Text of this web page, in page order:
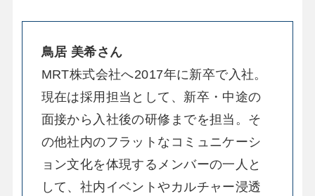
鳥居 美希さん
MRT株式会社へ2017年に新卒で入社。
現在は採用担当として、新卒・中途の
面接から入社後の研修までを担当。そ
の他社内のフラットなコミュニケーシ
ョン文化を体現するメンバーの一人と
して、社内イベントやカルチャー浸透